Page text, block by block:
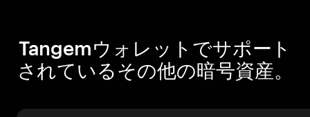
Tangemウォレットでサポート
されているその他の暗号資産。